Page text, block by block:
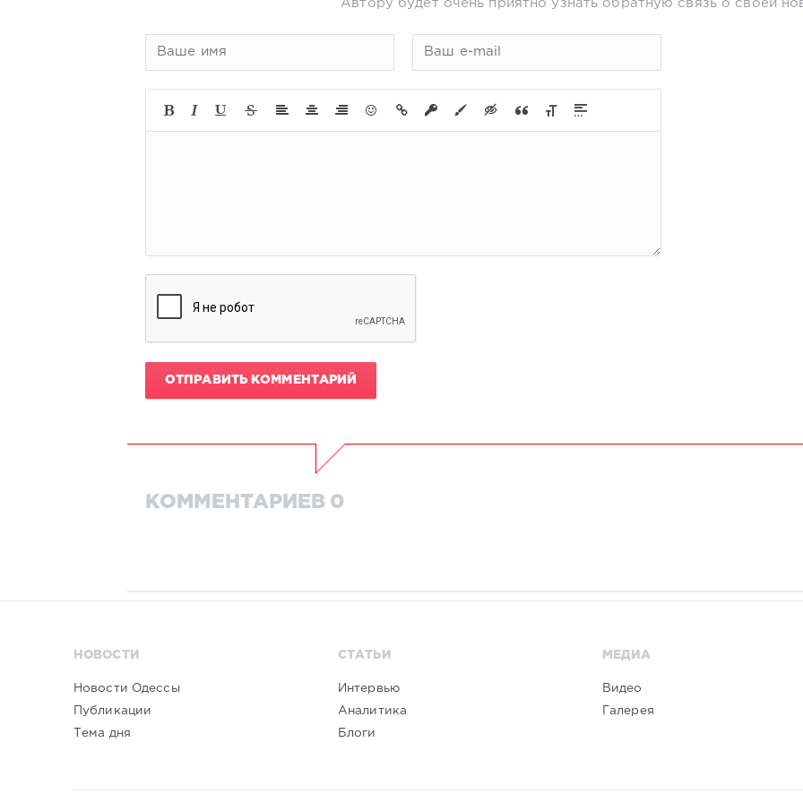
Автору будет очень приятно узнать обратную связь о своей
ОТПРАВИТЬ КОММЕНТАРИЙ
КОММЕНТАРИЕВ 0
НОВОСТИ
Новости Одессы
Публикации
Тема дня
СТАТЬИ
Интервью
Аналитика
Блоги
МЕДИА
Видео
Галерея